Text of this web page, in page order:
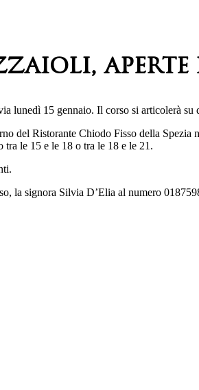
lunedì 15 gennaio. Il corso si articolerà su
del Ristorante Chiodo Fisso della
le 15 e le 18 o tra le 18 e le 21.
la signora Silvia D’Elia al numero